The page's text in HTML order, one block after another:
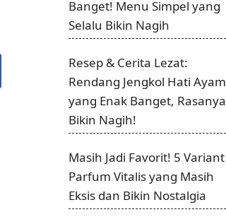
Banget! Menu Simpel yang
Selalu Bikin Nagih
Resep & Cerita Lezat:
Rendang Jengkol Hati Ayam
yang Enak Banget, Rasanya
Bikin Nagih!
Masih Jadi Favorit! 5 Variant
Parfum Vitalis yang Masih
Eksis dan Bikin Nostalgia